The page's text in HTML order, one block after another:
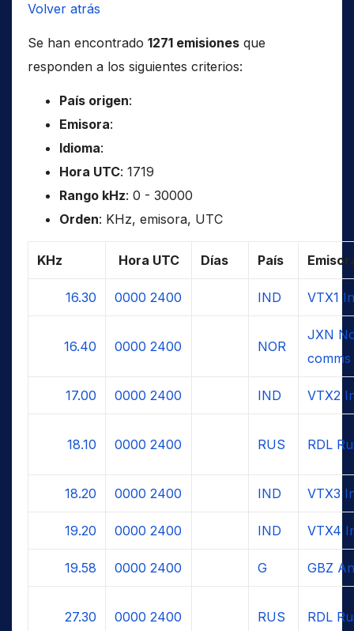
Volver atrás
Se han encontrado 1271 emisiones que
responden a los siguientes criterios:
País origen:
Emisora:
Idioma:
Hora UTC: 1719
Rango kHz: 0 - 30000
Orden: KHz, emisora, UTC
KHz Hora UTC Días País
16.30 0000 2400 IND VTX1
16.40 0000 2400 NOR
JXN
comms
17.00 0000 2400 IND VTX2
18.10 0000 2400 RUS RDL
18.20 0000 2400 IND VTX3
19.20 0000 2400 IND VTX4
19.58 0000 2400 G GBZ
27.30 0000 2400 RUS RDL